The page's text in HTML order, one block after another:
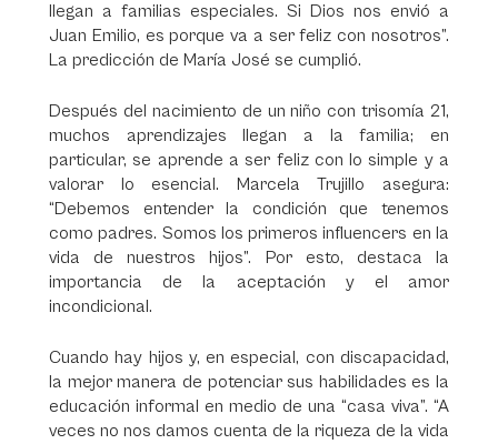
llegan a familias especiales. Si Dios nos envió a
Juan Emilio, es porque va a ser feliz con nosotros”.
La predicción de María José se cumplió.
Después del nacimiento de un niño con trisomía 21,
muchos aprendizajes llegan a la familia; en
particular, se aprende a ser feliz con lo simple y a
valorar lo esencial. Marcela Trujillo asegura:
“Debemos entender la condición que tenemos
como padres. Somos los primeros influencers en la
vida de nuestros hijos”. Por esto, destaca la
importancia de la aceptación y el amor
incondicional.
Cuando hay hijos y, en especial, con discapacidad,
la mejor manera de potenciar sus habilidades es la
educación informal en medio de una “casa viva”. “A
veces no nos damos cuenta de la riqueza de la vida